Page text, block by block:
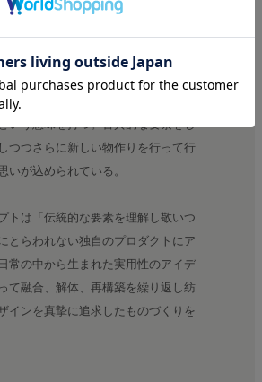
ースを展開する
外連)”とは、歌舞伎や日本芸
能などにおいて使われる言葉で、従
ルールから外れた新しい手法、独特
いう意味を持つ。古典的な要素をし
つつさらに新しい物作りを行って行
いが込められている。
トは「伝統的な要素を理解し敬いつ
とらわれない独自のプロダクトにア
常の中から生まれた実用性のアイデ
て融合、解体、再構築を繰り返し紡
インを真摯に追求したものづくりを